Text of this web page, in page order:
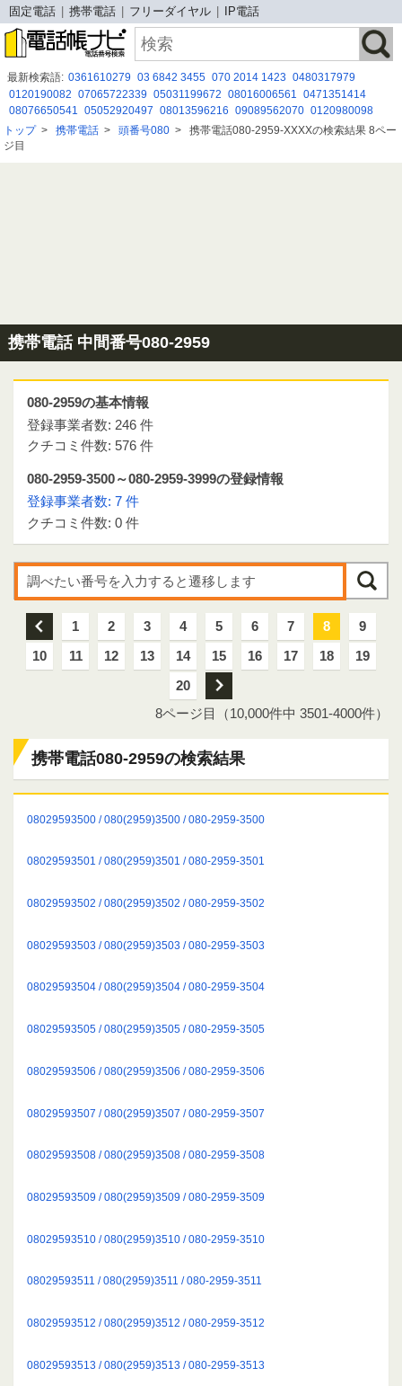
固定電話 携帯電話 フリーダイヤル IP電話
最新検索語: 0361610279 03 6842 3455 070 2014 1423 0480317979
0120190082 07065722339 05031199672 08016006561
0471351414
08076650541 05052920497 08013596216 09089562070 0120980098
08007775900 0120912268 050-5291-5353 0800-500-1170
070-2642-5619
トップ> 携帯電話 > 頭番号080 > 携帯電話080-2959-XXXXの検索結果 8ペー
ジ目
携帯電話 中間番号080-2959
080-2959の基本情報
登録事業者数: 246 件
クチコミ件数: 576 件
080-2959-3500～080-2959-3999の登録情報
登録事業者数: 7 件
クチコミ件数: 0 件
前 1 2 3 4 5 6 7 8
9
10
11 12 13 14 15 16 17 18
19
20
次
8ページ目（10,000件中 3501-4000件）
携帯電話080-2959の検索結果
08029593500 / 080(2959)3500 / 080-2959-3500
08029593501 / 080(2959)3501 / 080-2959-3501
08029593502 / 080(2959)3502 / 080-2959-3502
08029593503 / 080(2959)3503 / 080-2959-3503
08029593504 / 080(2959)3504 / 080-2959-3504
08029593505 / 080(2959)3505 / 080-2959-3505
08029593506 / 080(2959)3506 / 080-2959-3506
08029593507 / 080(2959)3507 / 080-2959-3507
08029593508 / 080(2959)3508 / 080-2959-3508
08029593509 / 080(2959)3509 / 080-2959-3509
08029593510 / 080(2959)3510 / 080-2959-3510
08029593511 / 080(2959)3511 / 080-2959-3511
08029593512 / 080(2959)3512 / 080-2959-3512
08029593513 / 080(2959)3513 / 080-2959-3513